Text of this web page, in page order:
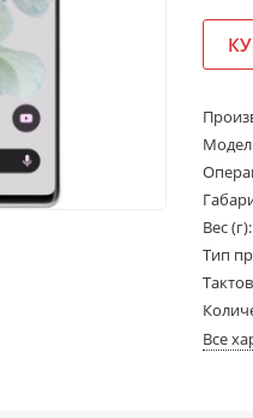
Вес (г):
Тип
Все